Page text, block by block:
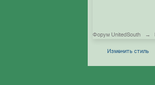
Форум UnitedSouth →
Изменить стиль